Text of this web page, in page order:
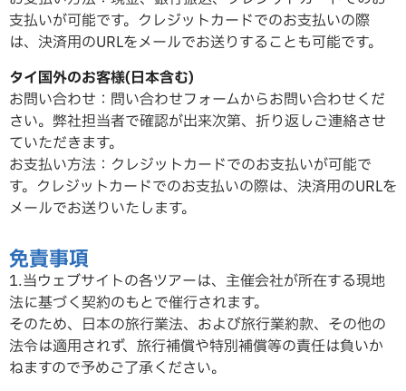
支払いが可能です。クレジットカードでのお支払いの際
は、決済用のURLをメールでお送りすることも可能です。
タイ国外のお客様(日本含む)
お問い合わせ：問い合わせフォームからお問い合わせくだ
さい。弊社担当者で確認が出来次第、折り返しご連絡させ
ていただきます。
お支払い方法：クレジットカードでのお支払いが可能で
す。クレジットカードでのお支払いの際は、決済用のURLを
メールでお送りいたします。
免責事項
1.当ウェブサイトの各ツアーは、主催会社が所在する現地
法に基づく契約のもとで催行されます。
そのため、日本の旅行業法、および旅行業約款、その他の
法令は適用されず、旅行補償や特別補償等の責任は負いか
ねますので予めご了承ください。